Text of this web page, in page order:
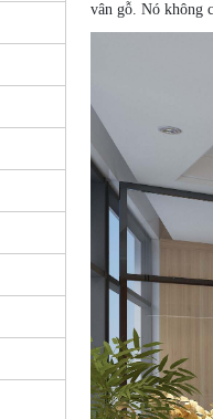
vân gỗ. Nó không